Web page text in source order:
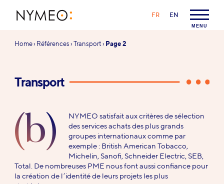
MENU
LANGAGE :
FR EN
Vous
Home› Références›Transport› Page 2
Transport
(b)
NYMEO satisfait aux critères de sélection
des services achats des plus grands
groupes internationaux comme par
exemple : British American Tobacco,
Michelin, Sanofi, Schneider Electric, SEB,
Total. De nombreuses PME nous font aussi confiance pour
la création de l’identité de leurs projets les plus